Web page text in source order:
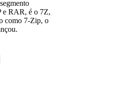
e RAR, é o 7Z,
como 7-Zip, o